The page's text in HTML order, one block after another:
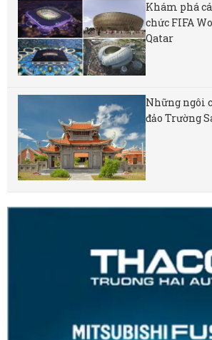
Khám phá
chức FIFA
Qatar
Những ngôi
đảo Trường